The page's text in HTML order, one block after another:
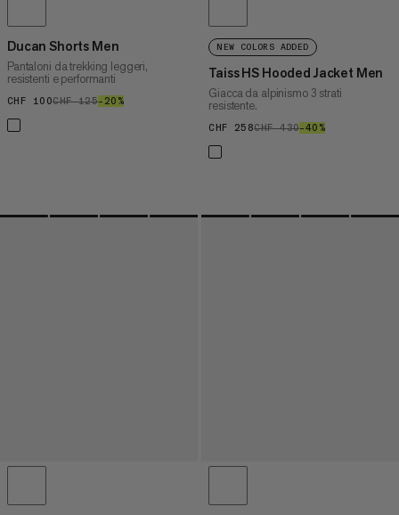
Ducan Shorts Men
Pantaloni da trekking leggeri,
resistenti e performanti
CHF 100CHF 100
CHF 125CHF 125
–20%20%
NEW COLORS ADDED
Taiss HS Hooded Jacket Men
Giacca da alpinismo 3 strati
resistente.
CHF 258CHF 258
CHF 430CHF 430
–40%